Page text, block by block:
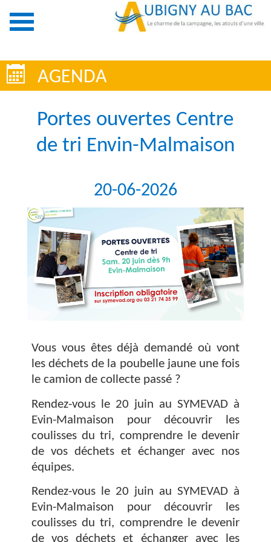
AGENDA
Portes ouvertes Centre
de tri Envin-Malmaison
20-06-2026
Vous vous êtes déjà demandé où vont
les déchets de la poubelle jaune une fois
le camion de collecte passé ?
Rendez-vous le 20 juin au SYMEVAD à
Evin-Malmaison pour découvrir les
coulisses du tri, comprendre le devenir
de vos déchets et échanger avec nos
équipes.
Rendez-vous le 20 juin au SYMEVAD à
Evin-Malmaison pour découvrir les
coulisses du tri, comprendre le devenir
de vos déchets et échanger avec les